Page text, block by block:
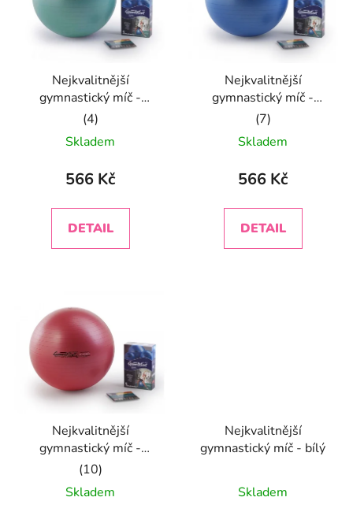
Nejkvalitnější
gymnastický míč -
zelený
Průměrné
hodnocení
produktu
5,0
z
Skladem
566 Kč
DETAIL
Nejkvalitnější
gymnastický míč -
modrý
Průměrné
hodnocení
produktu
5,0
z
Skladem
566 Kč
DETAIL
Nejkvalitnější
gymnastický míč -
červený
Průměrné
hodnocení
Skladem
Nejkvalitnější
gymnastický míč - bílý
Skladem